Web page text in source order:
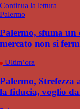
Continua la lettura
Palermo
Palermo, sfuma
mercato non si
Ultim’ora
Palermo,
la fiducia, voglio